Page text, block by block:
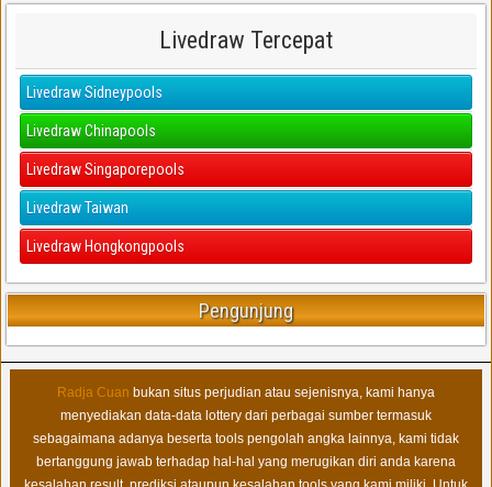
Livedraw Tercepat
Livedraw Sidneypools
Livedraw Chinapools
Livedraw Singaporepools
Livedraw Taiwan
Livedraw Hongkongpools
Pengunjung
Radja Cuan bukan situs perjudian atau sejenisnya, kami hanya
menyediakan data-data lottery dari perbagai sumber termasuk
sebagaimana adanya beserta tools pengolah angka lainnya, kami tidak
bertanggung jawab terhadap hal-hal yang merugikan diri anda karena